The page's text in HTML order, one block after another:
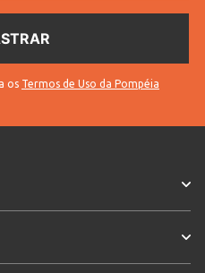
os Termos de Uso da Pompéia